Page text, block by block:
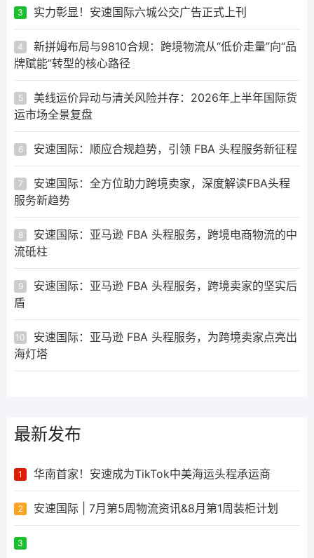
3 实力彰显！安速国际六城公交广告正式上刊
4
新拼姆布局与9810合规：跨境物流从“低价走量”向“品
牌赋能”转型的核心路径
5
美线运价异动与清关风险并存：2026年上半年国际货
运市场全景复盘
6 安速国际：顺应合规趋势，引领 FBA 头程服务新征程
7
安速国际：全方位助力跨境卖家，深度解读FBA头程
服务新趋势
8
安速国际：亚马逊 FBA 头程服务，跨境电商物流的中
流砥柱
9
安速国际：亚马逊 FBA 头程服务，跨境卖家的坚实后
盾
10
安速国际：亚马逊 FBA 头程服务，为跨境卖家点亮出
海灯塔
最新发布
1 华南首家！安速成为TikTok中美海运头程承运商
2 安速国际 | 7月第5周物流资讯&8月第1周装柜计划
3